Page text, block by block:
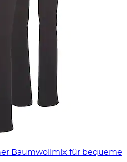
Baumwollmix für bequeme